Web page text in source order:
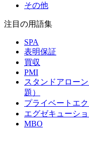
その他
注目の用語集
SPA
表明保証
買収
PMI
スタンドアロー
題）
プライベートエ
エグゼキューシ
MBO